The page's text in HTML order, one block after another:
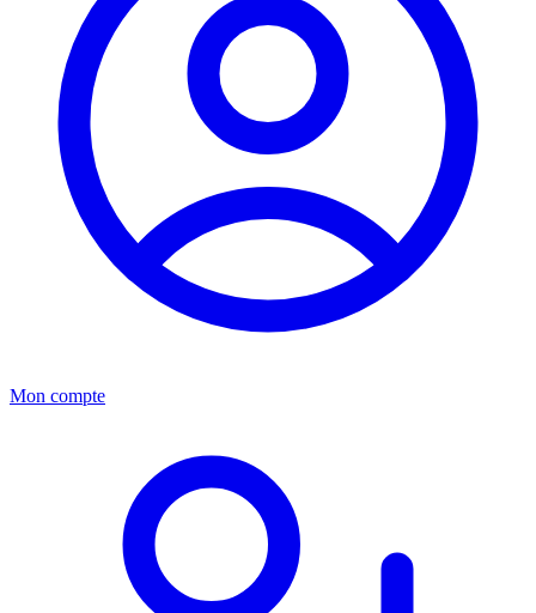
Mon compte